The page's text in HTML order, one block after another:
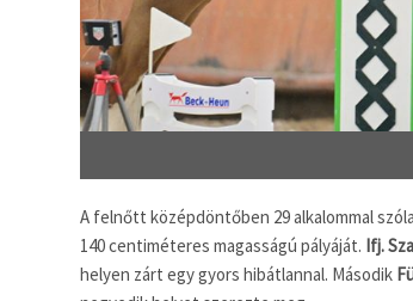
A felnőtt középdöntőben 29 alkalommal
140 centiméteres magasságú pályáját. Ifj.
helyen zárt egy gyors hibátlannal. Második